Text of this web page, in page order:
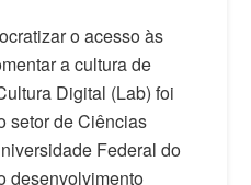
o acesso às
a cultura de
Digital (Lab) foi
setor de Ciências
Federal do
desenvolvimento